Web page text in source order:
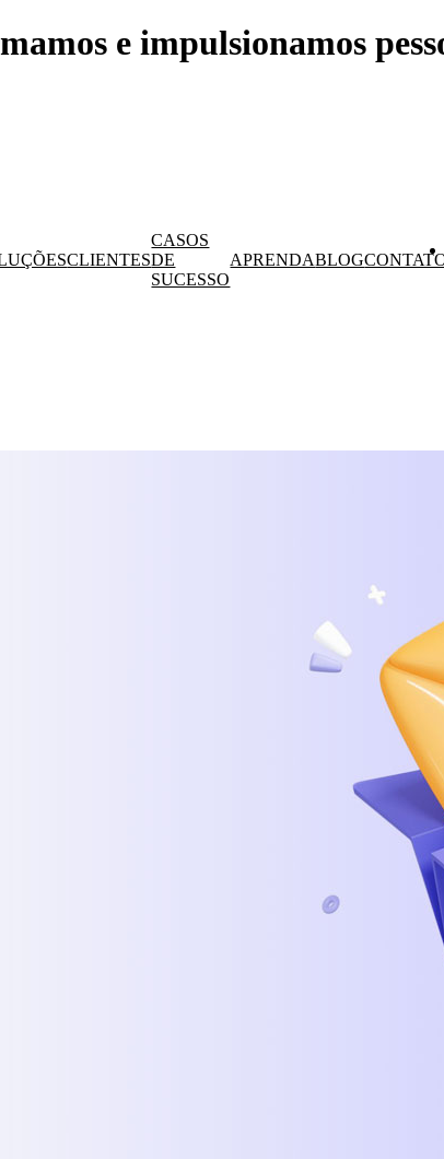
e impulsionamos
CLIENTES
CASOS
DE
SUCESSO
APRENDABLOG